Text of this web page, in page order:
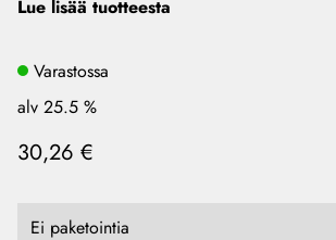
Lue lisää tuotteesta
Varastossa
alv 25.5 %
30,26 €